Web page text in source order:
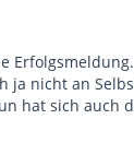
Erfolgsmeldung.
ja nicht an
hat sich auch